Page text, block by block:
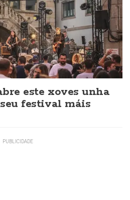
este xoves unha
festival máis